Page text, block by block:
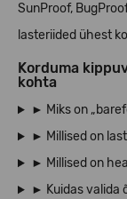
SunProof,
lasteriided ühest
Korduma
kohta
► Miks on
► Millised on
► Millised on
► Kuidas valida